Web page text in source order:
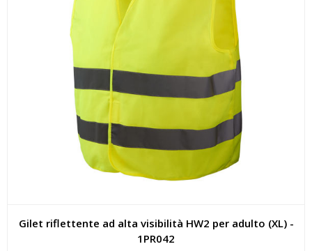
Gilet riflettente ad alta visibilità HW2 per adulto (XL) -
1PR042